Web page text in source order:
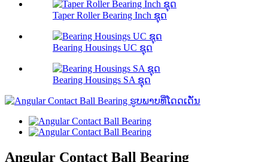
Taper Roller Bearing Inch ຊຸດ
Bearing Housings UC ຊຸດ
Bearing Housings SA ຊຸດ
Angular Contact Ball Bearing